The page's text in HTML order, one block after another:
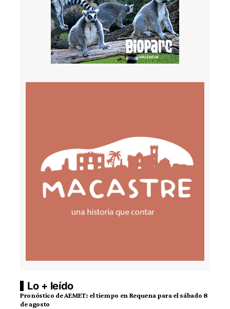
Lo + leído
Pronóstico de AEMET: el tiempo en Requena para el sábado 8
de agosto